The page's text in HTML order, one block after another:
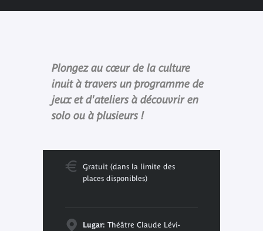
Plongez au cœur de la culture
inuit à travers un programme de
jeux et d'ateliers à découvrir en
solo ou à plusieurs !
Gratuit (dans la limite des
places disponibles)
Lugar: Théâtre Claude Lévi-